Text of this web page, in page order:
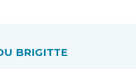
BRIGITTE